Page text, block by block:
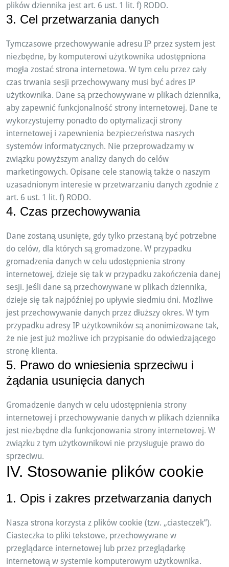
plików dziennika jest art. 6 ust. 1 lit. f) RODO.
3. Cel przetwarzania danych
Tymczasowe przechowywanie adresu IP przez system jest
niezbędne, by komputerowi użytkownika udostępniona
mogła zostać strona internetowa. W tym celu przez cały
czas trwania sesji przechowywany musi być adres IP
użytkownika. Dane są przechowywane w plikach dziennika,
aby zapewnić funkcjonalność strony internetowej. Dane te
wykorzystujemy ponadto do optymalizacji strony
internetowej i zapewnienia bezpieczeństwa naszych
systemów informatycznych. Nie przeprowadzamy w
związku powyższym analizy danych do celów
marketingowych. Opisane cele stanowią także o naszym
uzasadnionym interesie w przetwarzaniu danych zgodnie z
art. 6 ust. 1 lit. f) RODO.
4. Czas przechowywania
Dane zostaną usunięte, gdy tylko przestaną być potrzebne
do celów, dla których są gromadzone. W przypadku
gromadzenia danych w celu udostępnienia strony
internetowej, dzieje się tak w przypadku zakończenia danej
sesji. Jeśli dane są przechowywane w plikach dziennika,
dzieje się tak najpóźniej po upływie siedmiu dni. Możliwe
jest przechowywanie danych przez dłuższy okres. W tym
przypadku adresy IP użytkowników są anonimizowane tak,
że nie jest już możliwe ich przypisanie do odwiedzającego
stronę klienta.
5. Prawo do wniesienia sprzeciwu i
żądania usunięcia danych
Gromadzenie danych w celu udostępnienia strony
internetowej i przechowywanie danych w plikach dziennika
jest niezbędne dla funkcjonowania strony internetowej. W
związku z tym użytkownikowi nie przysługuje prawo do
sprzeciwu.
IV. Stosowanie plików cookie
1. Opis i zakres przetwarzania danych
Nasza strona korzysta z plików cookie (tzw. „ciasteczek”).
Ciasteczka to pliki tekstowe, przechowywane w
przeglądarce internetowej lub przez przeglądarkę
internetową w systemie komputerowym użytkownika.